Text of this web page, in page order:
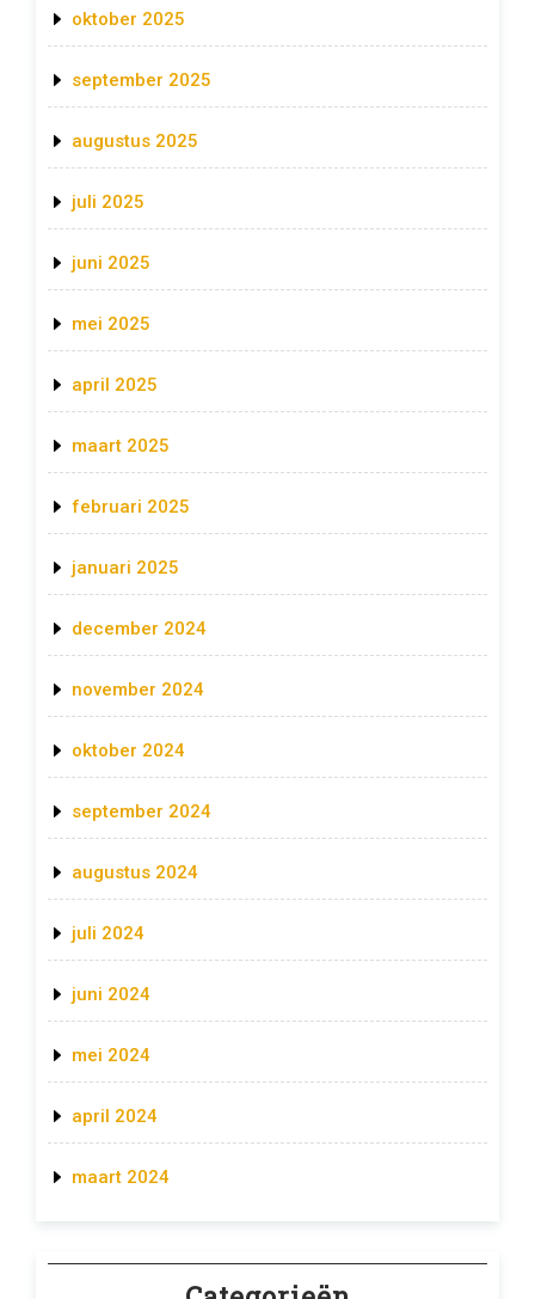
oktober 2025
september 2025
augustus 2025
juli 2025
juni 2025
mei 2025
april 2025
maart 2025
februari 2025
januari 2025
december 2024
november 2024
oktober 2024
september 2024
augustus 2024
juli 2024
juni 2024
mei 2024
april 2024
maart 2024